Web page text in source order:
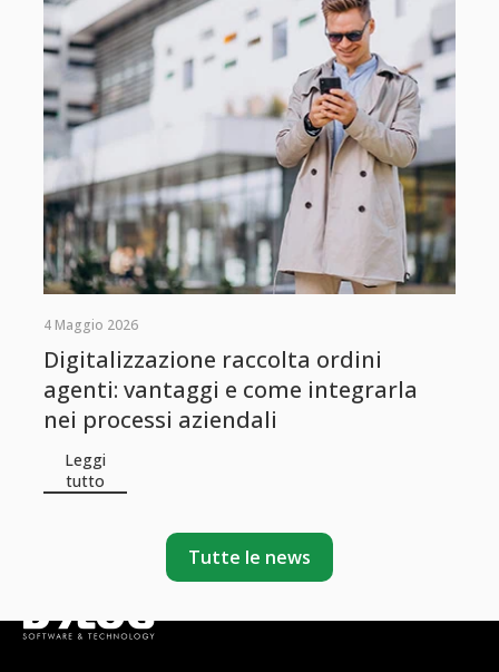
4 Maggio 2026
Digitalizzazione raccolta ordini
agenti: vantaggi e come integrarla
nei processi aziendali
Leggi
tutto
Tutte le news